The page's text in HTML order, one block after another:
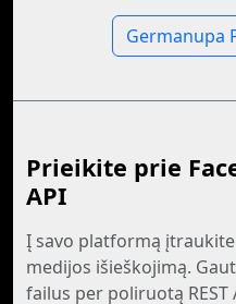
Germanupa
Prieikite prie
API
Į savo platformą
medijos išieškojimą.
failus per poliruotą REST